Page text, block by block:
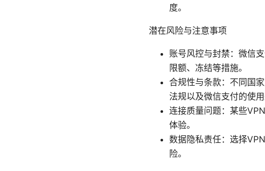
度。
潜在风险与注意事项
账号风控与封禁：微信
限额、冻结等措施。
合规性与条款：不同国
法规以及微信支付的使用
连接质量问题：某些
体验。
数据隐私责任：选择
险。